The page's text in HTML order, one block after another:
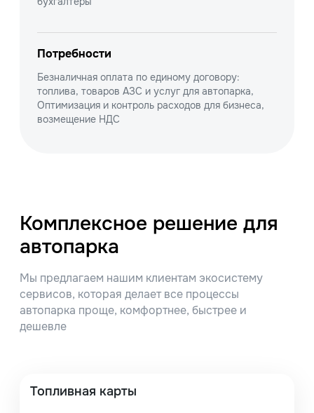
Потребности
Безналичная оплата по единому договору:
топлива, товаров АЗС и услуг для автопарка,
Оптимизация и контроль расходов для бизнеса,
возмещение НДС
Комплексное решение для
автопарка
Мы предлагаем нашим клиентам экосистему
сервисов, которая делает все процессы
автопарка проще, комфортнее, быстрее и
дешевле
Топливная карты